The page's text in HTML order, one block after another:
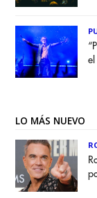
LO MÁS NUEVO